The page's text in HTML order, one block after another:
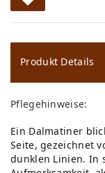
W
u
ns
ch
lis
te
Produkt Details
Pflegehinweise:
Ein Dalmatiner
Seite, gezeichnet
dunklen Linien. In